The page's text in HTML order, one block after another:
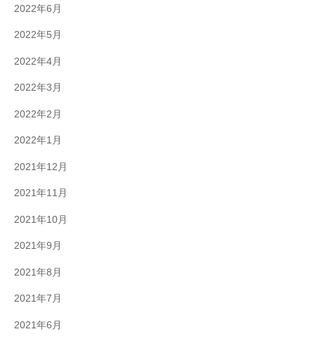
2022年6月
2022年5月
2022年4月
2022年3月
2022年2月
2022年1月
2021年12月
2021年11月
2021年10月
2021年9月
2021年8月
2021年7月
2021年6月